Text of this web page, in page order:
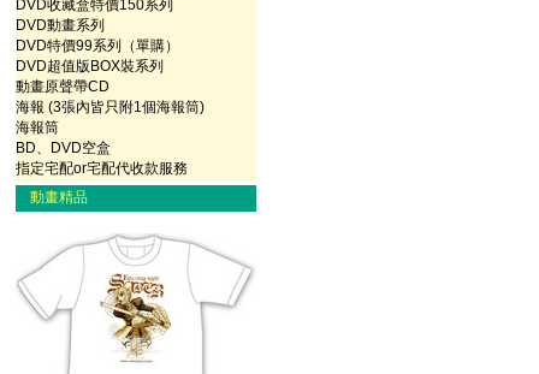
DVD收藏盒特價150系列
DVD動畫系列
DVD特價99系列（單購）
DVD超值版BOX裝系列
動畫原聲帶CD
海報 (3張內皆只附1個海報筒)
海報筒
BD、DVD空盒
指定宅配or宅配代收款服務
動畫精品